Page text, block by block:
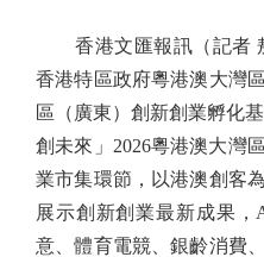
香港文匯報訊（記者
香港特區政府粵港澳大灣
區（廣東）創新創業孵化
創未來」2026粵港澳大灣
業市集環節，以港澳創客
展示創新創業最新成果
意、體育電競、銀齡消費